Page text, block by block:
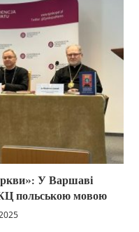
У Варшаві
польською мовою